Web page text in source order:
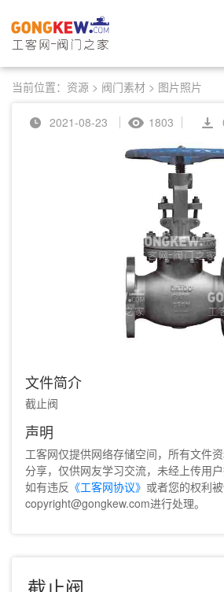
当前位置： 资源 > 阀门素材 > 图片照片
2021-08-23 1803
文件简介
截止阀
声明
工客网仅提供网络存储空间，所有文件
分享，仅供网友学习交流，未经上传用户
如有违反 《工客网协议》 或者您的权利
copyright@gongkew.com进行处理。